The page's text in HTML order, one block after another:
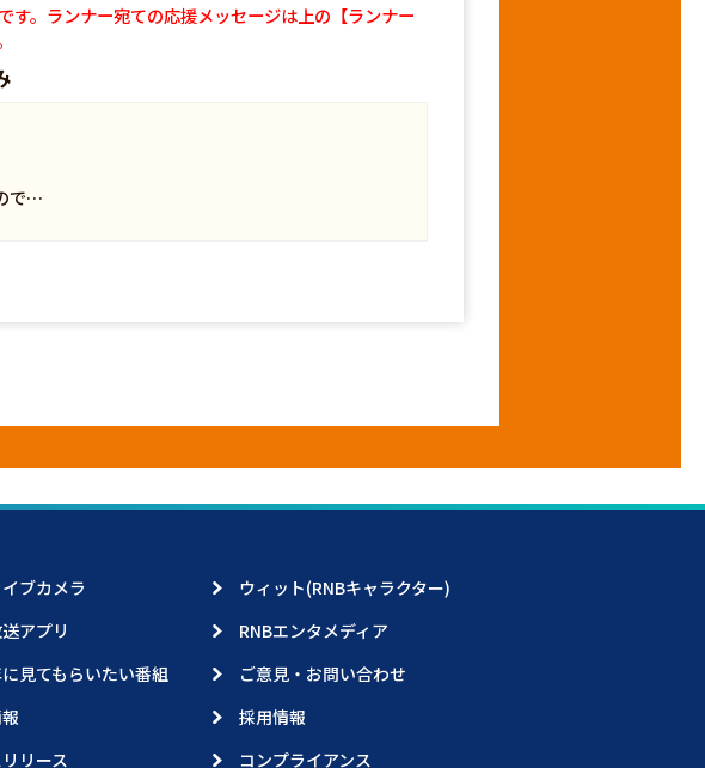
。ランナー宛ての応援メッセージは上の【ランナー
で…
ブカメラ
ウィット(RNBキャラクター)
アプリ
RNBエンタメディア
見てもらいたい番組
ご意見・お問い合わせ
採用情報
リース
コンプライアンス